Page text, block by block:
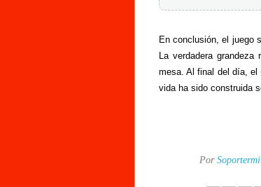
En conclusión, el juego
La verdadera
mesa. Al final del día, el
vida ha sido construida
Por